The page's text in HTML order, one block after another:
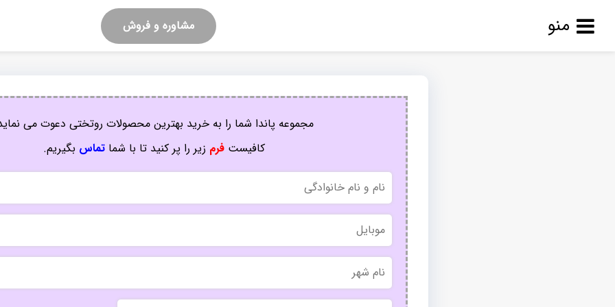
منو مشاوره و فروش
مجموعه پاندا شما را به خرید بهترین محصولات روتختی دعوت می
کافیستفرم زیر را پر کنید تا با شماتماس بگیریم.
و
نام
خانوادگی
موبایل
نام
شهر